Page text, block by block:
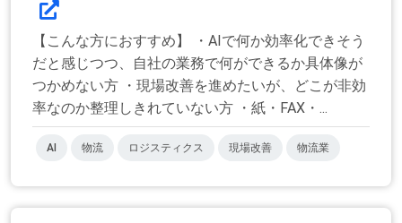
【こんな方におすすめ】 ・AIで何か効率化できそう
だと感じつつ、自社の業務で何ができるか具体像が
つかめない方 ・現場改善を進めたいが、どこが非効
率なのか整理しきれていない方 ・紙・FAX・...
AI 物流 ロジスティクス 現場改善 物流業